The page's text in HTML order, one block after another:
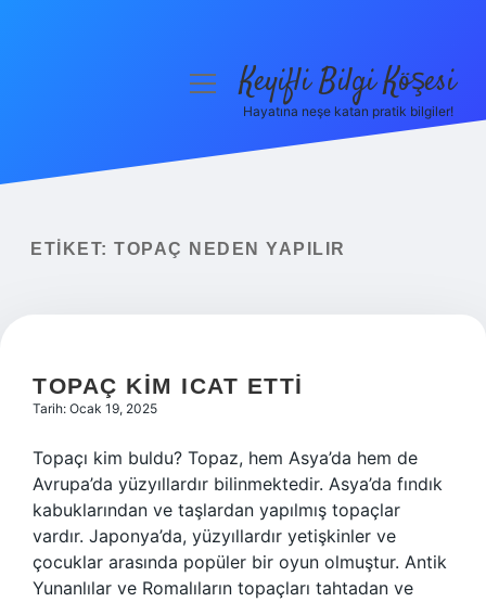
Yasal Uyarı
menüyüKeyifli Bilgi Köşesi
Hayatına neşe katan pratik bilgiler!
ETIKET: TOPAÇ NEDEN YAPILIR
TOPAÇ KIM ICAT ETTI
Tarih: Ocak 19, 2025
Topaçı kim buldu? Topaz, hem Asya’da hem de
Avrupa’da yüzyıllardır bilinmektedir. Asya’da fındık
kabuklarından ve taşlardan yapılmış topaçlar
vardır. Japonya’da, yüzyıllardır yetişkinler ve
çocuklar arasında popüler bir oyun olmuştur. Antik
Yunanlılar ve Romalıların topaçları tahtadan ve